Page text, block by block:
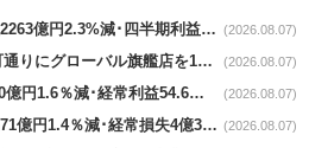
ニトリnews｜第1Q売上収益2263億円2.3%減･四半期利益1.4％減 (2026.08.07)
ユニクロnews｜京都･河原町通りにグローバル旗艦店を11/6開設 (2026.08.07)
AOKI news｜第1Q売上高430億円1.6％減･経常利益54.6％減 (2026.08.07)
はるやまnews｜第1Q売上高71億円1.4％減･経常損失4億3800万円 (2026.08.07)